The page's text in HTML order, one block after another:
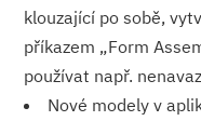
klouzající po sobě,
příkazem „Form
používat např.
Nové modely v